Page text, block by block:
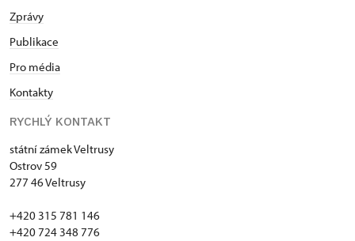
Zprávy
Publikace
Pro média
Kontakty
RYCHLÝ KONTAKT
státní zámek Veltrusy
Ostrov 59
277 46 Veltrusy
+420 315 781 146
+420 724 348 776